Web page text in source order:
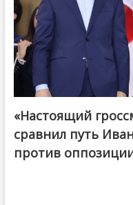
@ქართული ოცნება /
«Настоящий
сравнил путь
против